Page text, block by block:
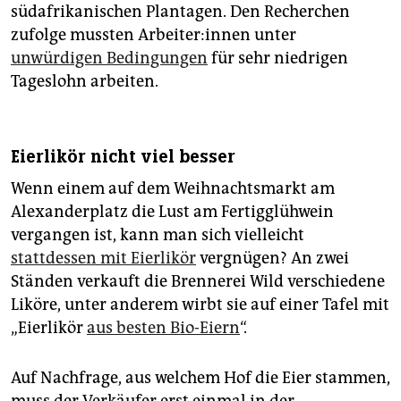
südafrikanischen Plantagen. Den Recherchen
zufolge mussten Ar­bei­te­r:in­nen unter
unwürdigen Bedingungen für sehr niedrigen
Tageslohn arbeiten.
Eierlikör nicht viel besser
Wenn einem auf dem Weihnachtsmarkt am
Alexanderplatz die Lust am Fertigglühwein
vergangen ist, kann man sich vielleicht
stattdessen mit Eierlikörvergnügen? An zwei
Ständen verkauft die Brennerei Wild verschiedene
Liköre, unter anderem wirbt sie auf einer Tafel mit
„Eierliköraus besten Bio-Eiern“.
Auf Nachfrage, aus welchem Hof die Eier stammen,